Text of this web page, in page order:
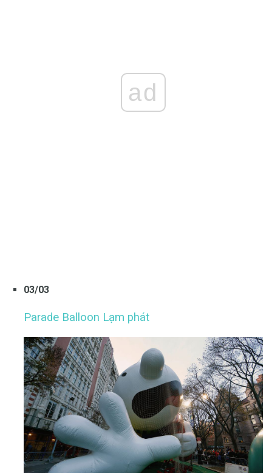
ad
03/03
Parade Balloon Lạm phát